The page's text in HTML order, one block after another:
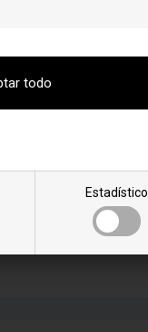
Estadístico